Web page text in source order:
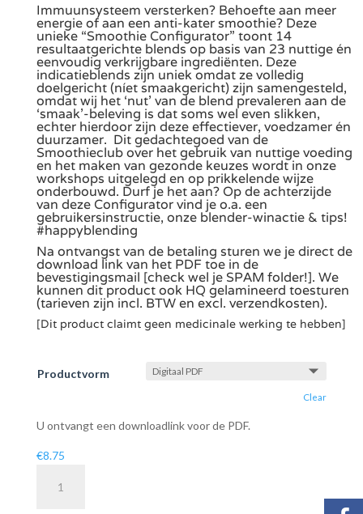
Immuunsysteem versterken? Behoefte aan meer
energie of aan een anti-kater smoothie? Deze
unieke “Smoothie Configurator” toont 14
resultaatgerichte blends op basis van 23 nuttige én
eenvoudig verkrijgbare ingrediënten. Deze
indicatieblends zijn uniek omdat ze volledig
doelgericht (níet smaakgericht) zijn samengesteld,
omdat wij het ‘nut’ van de blend prevaleren aan de
‘smaak’-beleving is dat soms wel even slikken,
echter hierdoor zijn deze effectiever, voedzamer én
duurzamer. Dit gedachtegoed van de
Smoothieclub over het gebruik van nuttige voeding
en het maken van gezonde keuzes wordt in onze
workshops uitgelegd en op prikkelende wijze
onderbouwd. Durf je het aan? Op de achterzijde
van deze Configurator vind je o.a. een
gebruikersinstructie, onze blender-winactie & tips!
#happyblending
Na ontvangst van de betaling sturen we je direct de
download link van het PDF toe in de
bevestigingsmail [check wel je SPAM folder!]. We
kunnen dit product ook HQ gelamineerd toesturen
(tarieven zijn incl. BTW en excl. verzendkosten).
[Dit product claimt geen medicinale werking te hebben]
Productvorm
Clear
U ontvangt een downloadlink voor de PDF.
€8.75
Configurator